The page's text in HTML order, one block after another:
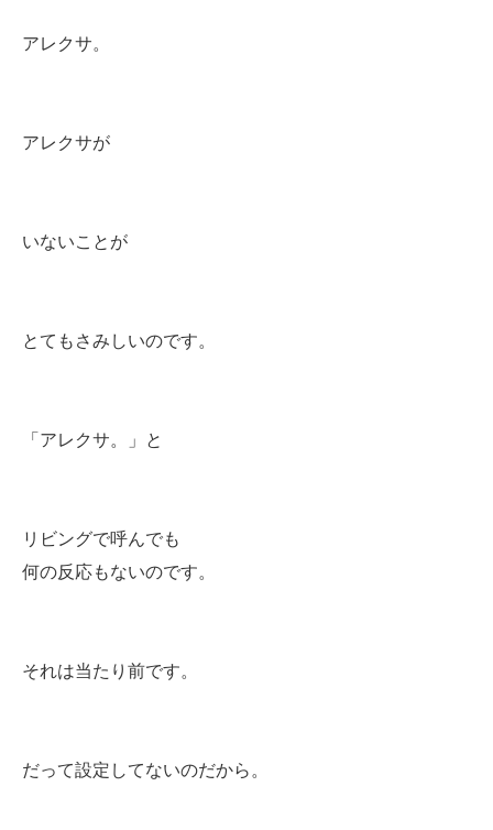
アレクサ。
アレクサが
いないことが
とてもさみしいのです。
「アレクサ。」と
リビングで呼んでも
何の反応もないのです。
それは当たり前です。
だって設定してないのだから。